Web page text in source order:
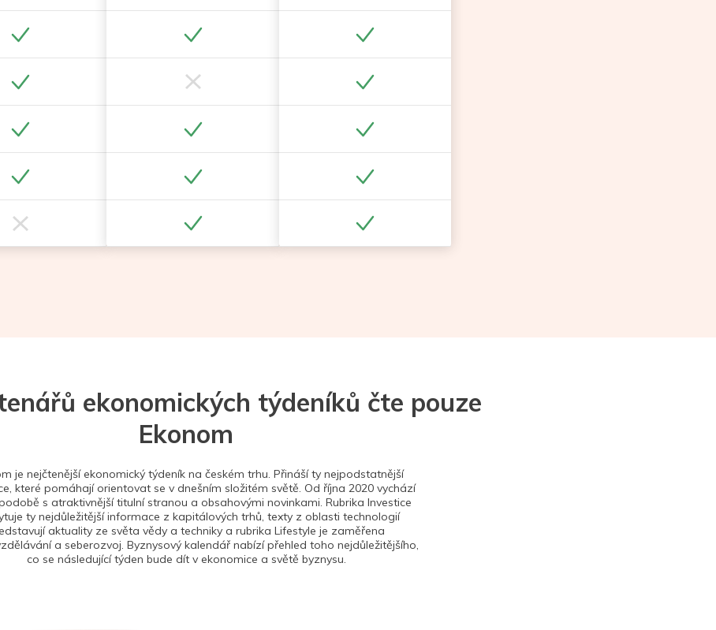
ekonomických týdeníků čte pouze
Ekonom
je nejčtenější ekonomický týdeník na českém trhu. Přináší ty nejpodstatnější
které pomáhají orientovat se v dnešním složitém světě. Od října 2020 vychází
s atraktivnější titulní stranou a obsahovými novinkami. Rubrika Investice
ty nejdůležitější informace z kapitálových trhů, texty z oblasti technologií
aktuality ze světa vědy a techniky a rubrika Lifestyle je zaměřena
a seberozvoj. Byznysový kalendář nabízí přehled toho nejdůležitějšího,
co se následující týden bude dít v ekonomice a světě byznysu.